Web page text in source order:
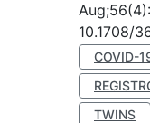
10.1708/
COVID-
TWINS